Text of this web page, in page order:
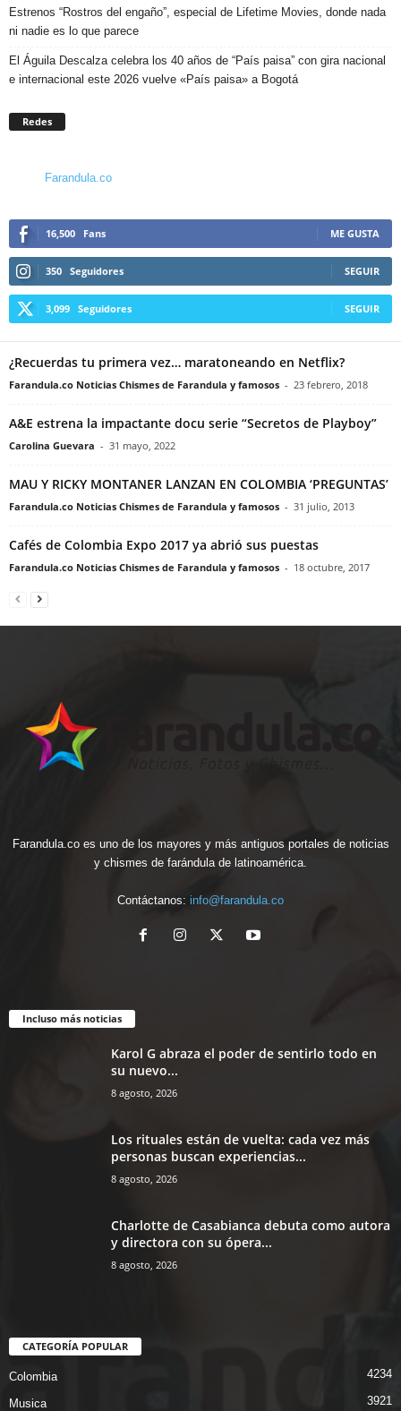
Estrenos “Rostros del engaño”, especial de Lifetime Movies, donde nada
ni nadie es lo que parece
El Águila Descalza celebra los 40 años de “País paisa” con gira nacional
e internacional este 2026 vuelve «País paisa» a Bogotá
Redes
Farandula.co
16,500 Fans ME GUSTA
350 Seguidores SEGUIR
3,099 Seguidores SEGUIR
¿Recuerdas tu primera vez… maratoneando en Netflix?
Farandula.co Noticias Chismes de Farandula y famosos - 23 febrero, 2018
A&E estrena la impactante docu serie “Secretos de Playboy”
Carolina Guevara - 31 mayo, 2022
MAU Y RICKY MONTANER LANZAN EN COLOMBIA ‘PREGUNTAS’
Farandula.co Noticias Chismes de Farandula y famosos - 31 julio, 2013
Cafés de Colombia Expo 2017 ya abrió sus puestas
Farandula.co Noticias Chismes de Farandula y famosos - 18 octubre, 2017
Farandula.co es uno de los mayores y más antiguos portales de noticias
y chismes de farándula de latinoamérica.
Contáctanos: info@farandula.co
Incluso más noticias
Karol G abraza el poder de sentirlo todo en
su nuevo...
8 agosto, 2026
Los rituales están de vuelta: cada vez más
personas buscan experiencias...
8 agosto, 2026
Charlotte de Casabianca debuta como autora
y directora con su ópera...
8 agosto, 2026
CATEGORÍA POPULAR
Colombia 4234
Musica 3921